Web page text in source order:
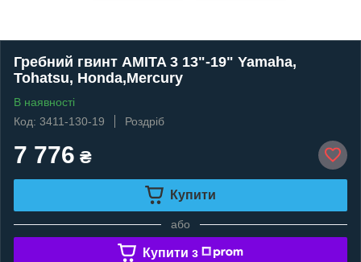
Гребний гвинт AMITA 3 13"-19" Yamaha,
Tohatsu, Honda,Mercury
В наявності
Код: 3411-130-19
Роздріб
7 776 ₴
Купити
або
Купити з